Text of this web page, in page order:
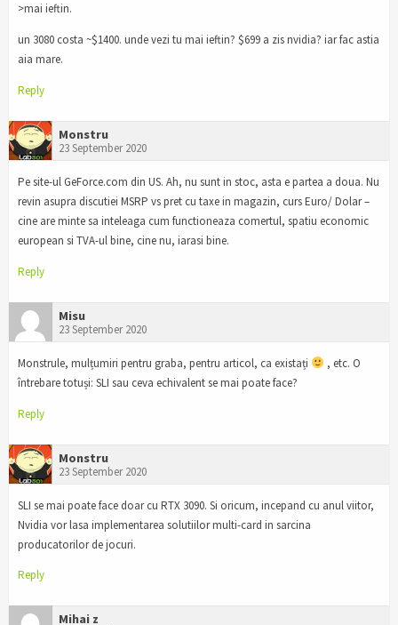
>mai ieftin.
un 3080 costa ~$1400. unde vezi tu mai ieftin? $699 a zis nvidia? iar fac astia
aia mare.
Reply
Monstru
23 September 2020
Pe site-ul GeForce.com din US. Ah, nu sunt in stoc, asta e partea a doua. Nu
revin asupra discutiei MSRP vs pret cu taxe in magazin, curs Euro/ Dolar –
cine are minte sa inteleaga cum functioneaza comertul, spatiu economic
european si TVA-ul bine, cine nu, iarasi bine.
Reply
Misu
23 September 2020
Monstrule, mulțumiri pentru graba, pentru articol, ca existați
, etc. O
întrebare totuși: SLI sau ceva echivalent se mai poate face?
Reply
Monstru
23 September 2020
SLI se mai poate face doar cu RTX 3090. Si oricum, incepand cu anul viitor,
Nvidia vor lasa implementarea solutiilor multi-card in sarcina
producatorilor de jocuri.
Reply
Mihai z